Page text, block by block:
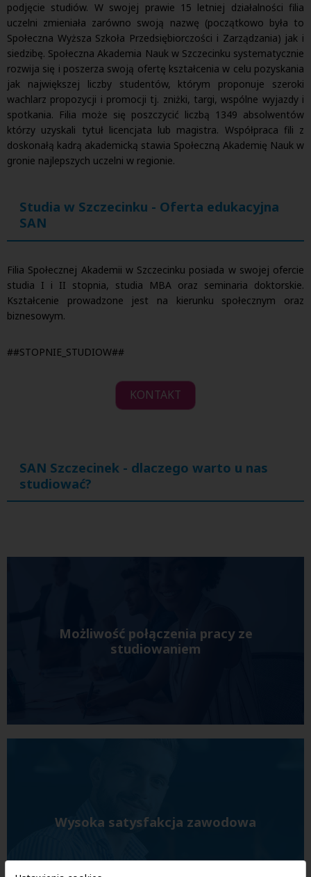
podjęcie studiów. W swojej prawie 15 letniej działalności filia
uczelni zmieniała zarówno swoją nazwę (początkowo była to
Społeczna Wyższa Szkoła Przedsiębiorczości i Zarządzania) jak i
siedzibę. Społeczna Akademia Nauk w Szczecinku systematycznie
rozwija się i poszerza swoją ofertę kształcenia w celu pozyskania
jak największej liczby studentów, którym proponuje szeroki
wachlarz propozycji i promocji tj. zniżki, targi, wspólne wyjazdy i
spotkania. Filia może się poszczycić liczbą 1349 absolwentów
którzy uzyskali tytuł licencjata lub magistra. Współpraca fili z
doskonałą kadrą akademicką stawia Społeczną Akademię Nauk w
gronie najlepszych uczelni w regionie.
Studia w Szczecinku - Oferta edukacyjna
SAN
Filia Społecznej Akademii w Szczecinku posiada w swojej ofercie
studia I i II stopnia, studia MBA oraz seminaria doktorskie.
Kształcenie prowadzone jest na kierunku społecznym oraz
biznesowym.
##STOPNIE_STUDIOW##
KONTAKT
SAN Szczecinek - dlaczego warto u nas
studiować?
Możliwość połączenia pracy ze
studiowaniem
Wysoka satysfakcja zawodowa